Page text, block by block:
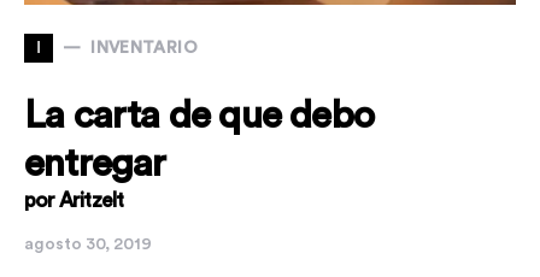
I INVENTARIO
La carta de que debo
entregar
por Aritzelt
agosto 30, 2019